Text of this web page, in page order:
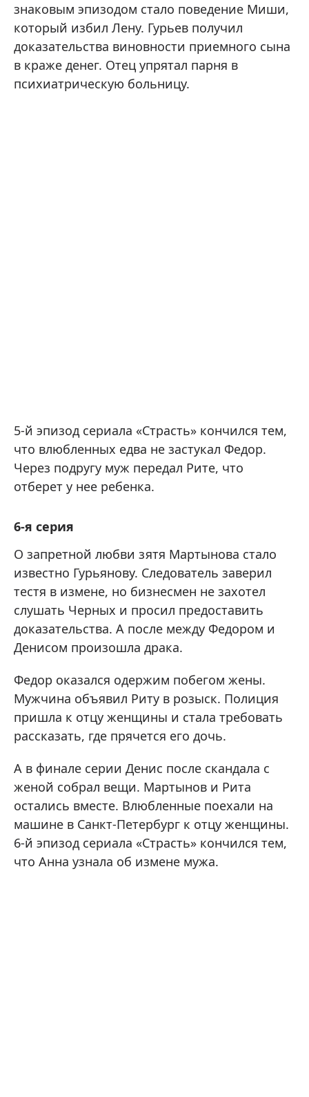
знаковым эпизодом стало поведение Миши,
который избил Лену. Гурьев получил
доказательства виновности приемного сына
в краже денег. Отец упрятал парня в
психиатрическую больницу.
5-й эпизод сериала «Страсть» кончился тем,
что влюбленных едва не застукал Федор.
Через подругу муж передал Рите, что
отберет у нее ребенка.
6-я серия
О запретной любви зятя Мартынова стало
известно Гурьянову. Следователь заверил
тестя в измене, но бизнесмен не захотел
слушать Черных и просил предоставить
доказательства. А после между Федором и
Денисом произошла драка.
Федор оказался одержим побегом жены.
Мужчина объявил Риту в розыск. Полиция
пришла к отцу женщины и стала требовать
рассказать, где прячется его дочь.
А в финале серии Денис после скандала с
женой собрал вещи. Мартынов и Рита
остались вместе. Влюбленные поехали на
машине в Санкт-Петербург к отцу женщины.
6-й эпизод сериала «Страсть» кончился тем,
что Анна узнала об измене мужа.